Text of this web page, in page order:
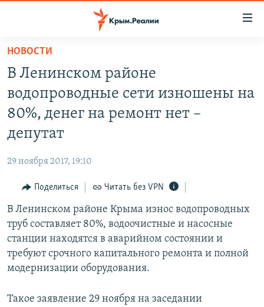
Вернуться
основному
содержанию
Вернутся
главной
Вернутся
поиску
ГРУЗ 200
ВОДА
ИНТЕРАКТИВ
ИНФОГРАФИКА
ТЕЛЕПРОЕКТ КРЫМ.РЕАЛИИ
ПРОПАВШИЕ БЕЗ ВЕСТИ
ПОБЕДИТЕЛЕЙ НЕ СУДЯТ?
КРЫМ.НЕПОКОРЕННЫЙ
РАДІО СВОБОДА
КАК ОБОЙТИ БЛОКИРОВКУ
Українською
Qırımtatar
ПРИСОЕДИНЯЙТЕСЬ!
НОВОСТИ
В Ленинском районе
водопроводные сети изношены на
80%, денег на ремонт нет –
депутат
29 ноября 2017, 19:10
Поделиться Читать без VPN
В Ленинском районе Крыма износ водопроводных
труб составляет 80%, водоочистные и насосные
станции находятся в аварийном состоянии и
требуют срочного капитального ремонта и полной
модернизации оборудования.
Такое заявление 29 ноября на заседании